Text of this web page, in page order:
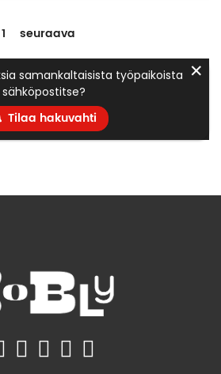
1 seuraava
samankaltaisista työpaikoista
sähköpostitse?
Tilaa hakuvahti
✕